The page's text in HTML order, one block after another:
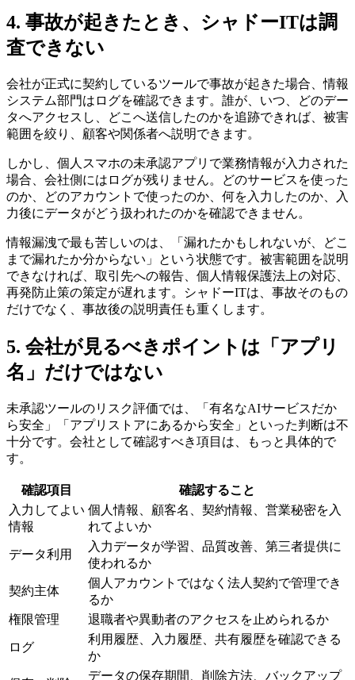
4. 事故が起きたとき、シャドーITは調
査できない
会社が正式に契約しているツールで事故が起きた場合、情報
システム部門はログを確認できます。誰が、いつ、どのデー
タへアクセスし、どこへ送信したのかを追跡できれば、被害
範囲を絞り、顧客や関係者へ説明できます。
しかし、個人スマホの未承認アプリで業務情報が入力された
場合、会社側にはログが残りません。どのサービスを使った
のか、どのアカウントで使ったのか、何を入力したのか、入
力後にデータがどう扱われたのかを確認できません。
情報漏洩で最も苦しいのは、「漏れたかもしれないが、どこ
まで漏れたか分からない」という状態です。被害範囲を説明
できなければ、取引先への報告、個人情報保護法上の対応、
再発防止策の策定が遅れます。シャドーITは、事故そのもの
だけでなく、事故後の説明責任も重くします。
5. 会社が見るべきポイントは「アプリ
名」だけではない
未承認ツールのリスク評価では、「有名なAIサービスだか
ら安全」「アプリストアにあるから安全」といった判断は不
十分です。会社として確認すべき項目は、もっと具体的で
す。
確認項目
確認すること
入力してよい
情報
個人情報、顧客名、契約情報、営業秘密を入
れてよいか
データ利用
入力データが学習、品質改善、第三者提供に
使われるか
契約主体
個人アカウントではなく法人契約で管理でき
るか
権限管理
退職者や異動者のアクセスを止められるか
ログ
利用履歴、入力履歴、共有履歴を確認できる
か
データの保存期間、削除方法、バックアップ